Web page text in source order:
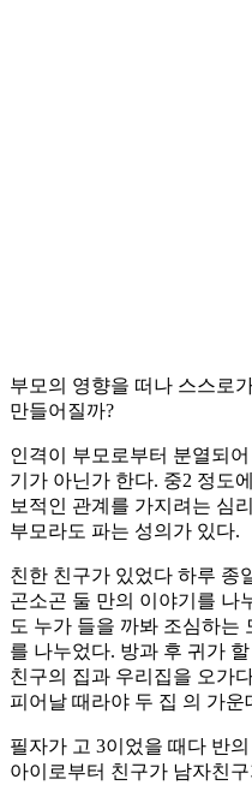
부모의 영향을 떠나 스스로
만들어질까?
인격이 부모로부터 분열되
기가 아닌가 한다. 중2 정도
보적인 관계를 가지려는 심
부모라도 파는 성의가 있다.
친한 친구가 있었다 하루 종
곤소곤 둘 만의 이야기를 나
도 누가 들을 까봐 조심하는
를 나누었다. 방과 후 귀가
친구의 집과 우리집을 오가
피어날 때라야 두 집 의 가
필자가 고 3이었을 때다 반
아이로부터 친구가 남자친